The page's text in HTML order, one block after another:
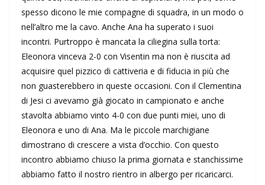
spesso dicono le mie compagne di squadra, in un modo o
nell’altro me la cavo. Anche Ana ha superato i suoi
incontri. Purtroppo è mancata la ciliegina sulla torta:
Eleonora vinceva 2-0 con Visentin ma non è riuscita ad
acquisire quel pizzico di cattiveria e di fiducia in più che
non guasterebbero in queste occasioni. Con il Clementina
di Jesi ci avevamo già giocato in campionato e anche
stavolta abbiamo vinto 4-0 con due punti miei, uno di
Eleonora e uno di Ana. Ma le piccole marchigiane
dimostrano di crescere a vista d’occhio. Con questo
incontro abbiamo chiuso la prima giornata e stanchissime
abbiamo fatto il nostro rientro in albergo per ricaricarci.